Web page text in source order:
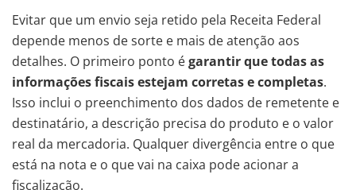
Evitar que um envio seja retido pela Receita Federal
depende menos de sorte e mais de atenção aos
detalhes. O primeiro ponto égarantir que todas as
informações fiscais estejam corretas e completas.
Isso inclui o preenchimento dos dados de remetente e
destinatário, a descrição precisa do produto e o valor
real da mercadoria. Qualquer divergência entre o que
está na nota e o que vai na caixa pode acionar a
fiscalização.